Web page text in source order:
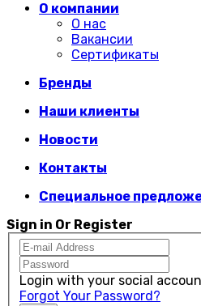
О компании
О нас
Вакансии
Сертификаты
Бренды
Наши клиенты
Новости
Контакты
Специальное
Sign in Or Register
Login with your social
Forgot Your Password?